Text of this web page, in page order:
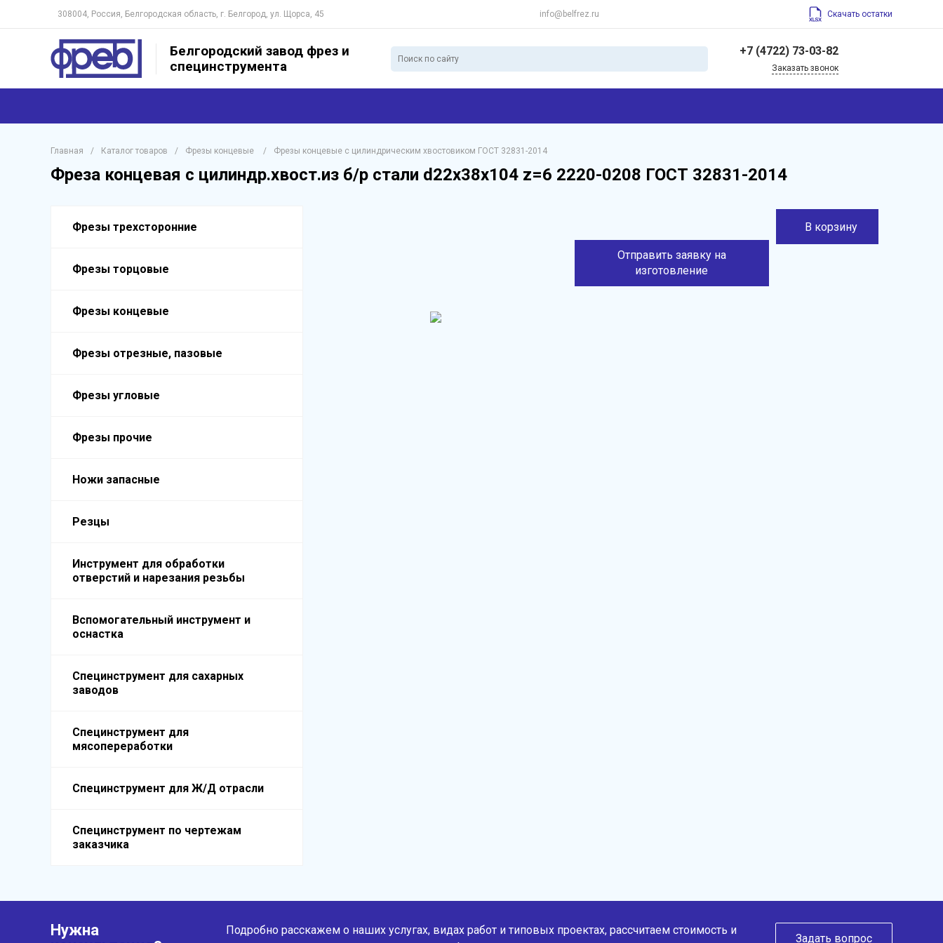
308004, Россия, Белгородская область, г. Белгород, ул. Щорса, 45 info@belfrez.ru Скачать остатки
Белгородский завод фрез и
специнструмента
+7 (4722) 73-03-82
Заказать звонок
Главная / Каталог товаров / Фрезы концевые / Фрезы концевые с цилиндрическим хвостовиком ГОСТ 32831-2014
Фреза концевая с цилиндр.хвост.из б/р стали d22х38х104 z=6 2220-0208 ГОСТ 32831-2014
Фрезы трехсторонние
Фрезы торцовые
Фрезы концевые
Фрезы отрезные, пазовые
Фрезы угловые
Фрезы прочие
Ножи запасные
Резцы
Инструмент для обработки
отверстий и нарезания резьбы
Вспомогательный инструмент и
оснастка
Специнструмент для сахарных
заводов
Специнструмент для
мясопереработки
Специнструмент для Ж/Д отрасли
Специнструмент по чертежам
заказчика
Отправить заявку на
изготовление
В корзину
Нужна
Подробно расскажем о наших услугах, видах работ и типовых проектах, рассчитаем стоимость и
Задать вопрос